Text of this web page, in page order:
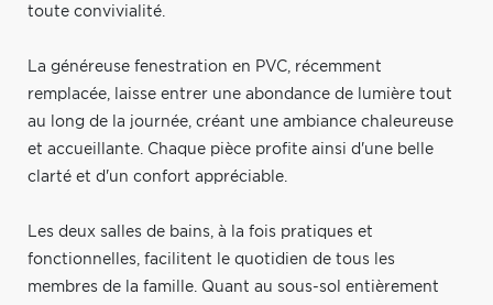
toute convivialité.
La généreuse fenestration en PVC, récemment
remplacée, laisse entrer une abondance de lumière tout
au long de la journée, créant une ambiance chaleureuse
et accueillante. Chaque pièce profite ainsi d'une belle
clarté et d'un confort appréciable.
Les deux salles de bains, à la fois pratiques et
fonctionnelles, facilitent le quotidien de tous les
membres de la famille. Quant au sous-sol entièrement